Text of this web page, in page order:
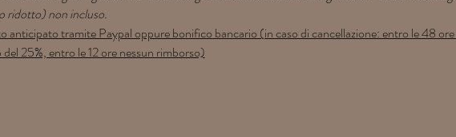
ridotto) non incluso.
anticipato tramite Paypal oppure bonifico bancario (in caso di cancellazione: entro le 48
25%, entro le 12 ore nessun rimborso)